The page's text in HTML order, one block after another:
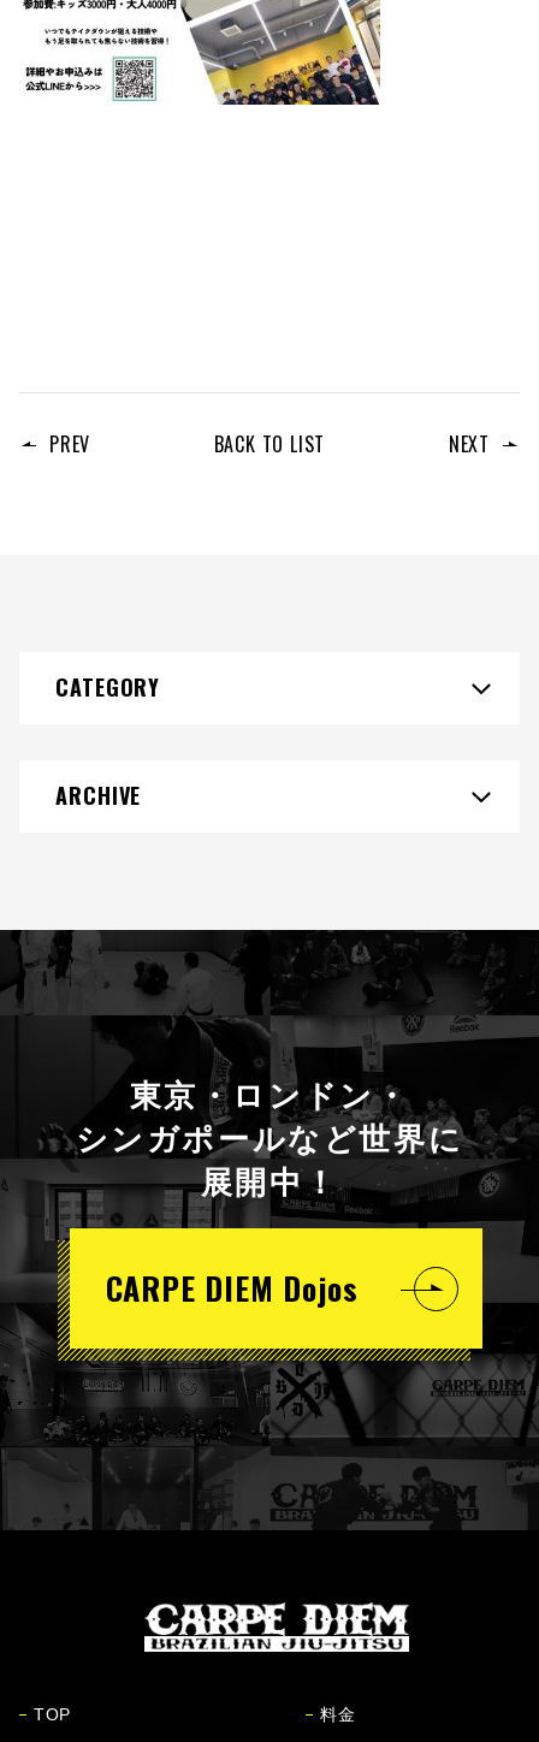
PREV BACK TO LIST NEXT
CATEGORY
ARCHIVE
東京・ロンドン・
シンガポールなど世界に
展開中！
CARPE DIEM Dojos
TOP 料金